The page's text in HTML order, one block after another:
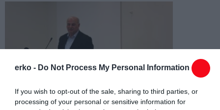
erko - Do Not Process My Personal Information
If you wish to opt-out of the sale, sharing to third parties, or
processing of your personal or sensitive information for